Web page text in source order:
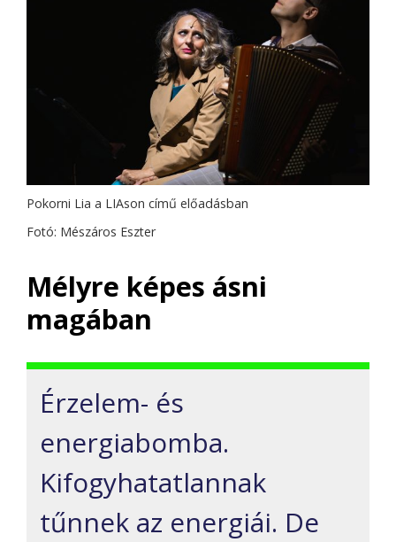
Pokorni Lia a LIAson című előadásban
Fotó: Mészáros Eszter
Mélyre képes ásni
magában
Érzelem- és
energiabomba.
Kifogyhatatlannak
tűnnek az energiái. De